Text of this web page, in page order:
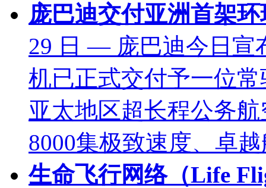
庞巴迪交付亚洲首架
29 日 — 庞巴迪今日宣
机已正式交付予一位
亚太地区超长程公务
8000集极致速度、卓
生命飞行网络（Life